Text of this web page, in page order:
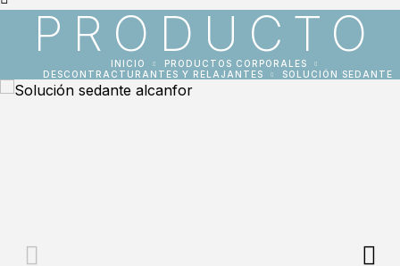
PRODUCTO
INICIO
PRODUCTOS CORPORALES
DESCONTRACTURANTES Y RELAJANTES
SOLUCIÓN SEDANTE